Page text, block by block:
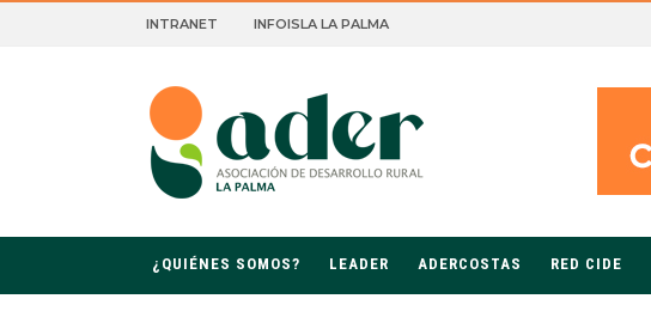
RURAL DE LA PALMA
INTRANET INFOISLA LA PALMA
¿QUIÉNES SOMOS? LEADER ADERCOSTAS RED CIDE